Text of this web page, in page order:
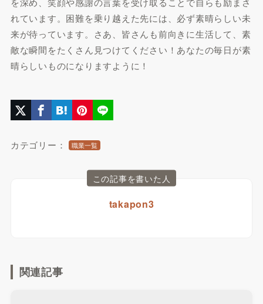
れています。困難を乗り越えた先には、必ず素晴らしい未
来が待っています。さあ、皆さんも前向きに生活して、素
敵な瞬間をたくさん見つけてください！あなたの毎日が素
晴らしいものになりますように！
カテゴリー： 職業一覧
この記事を書いた人
takapon3
関連記事